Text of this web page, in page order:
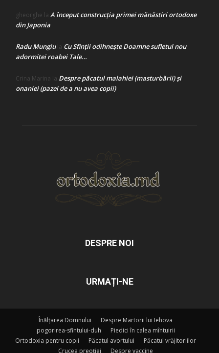
gheorghe la A început construcţia primei mănăstiri ortodoxe
din Japonia
Radu Mungiula Cu Sfinții odihnește Doamne sufletul nou
adormitei roabei Tale…
Crina Marina la Despre păcatul malahiei (masturbării) şi
onaniei (pazei de a nu avea copii)
DESPRE NOI
URMAȚI-NE
Înălțarea Domnului
Despre Martorii lui Iehova
pogorirea-sfintului-duh
Piedici în calea mîntuirii
Ortodoxia pentru copii
Păcatul avortului
Păcatul vrăjitoriilor
Crucea preoției
Despre vaccine